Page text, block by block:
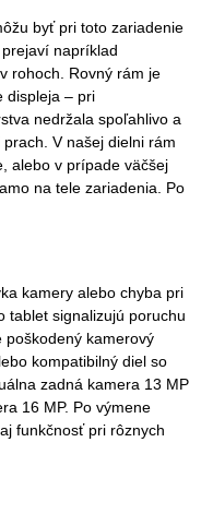
byť pri toto zariadenie
napríklad
rohoch. Rovný rám je
displeja – pri
nedržala spoľahlivo a
V našej dielni rám
alebo v prípade väčšej
na tele zariadenia. Po
kamery alebo chyba pri
tablet signalizujú poruchu
poškodený kamerový
kompatibilný diel so
zadná kamera 13 MP
16 MP. Po výmene
funkčnosť pri rôznych